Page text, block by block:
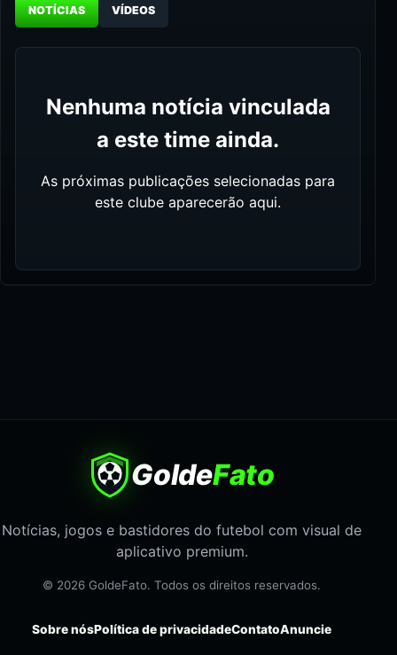
NOTÍCIAS VÍDEOS
Nenhuma notícia vinculada
a este time ainda.
As próximas publicações selecionadas para
este clube aparecerão aqui.
GoldeFato
Notícias, jogos e bastidores do futebol com visual de
aplicativo premium.
© 2026 GoldeFato. Todos os direitos reservados.
Sobre nósPolítica de privacidadeContatoAnuncie